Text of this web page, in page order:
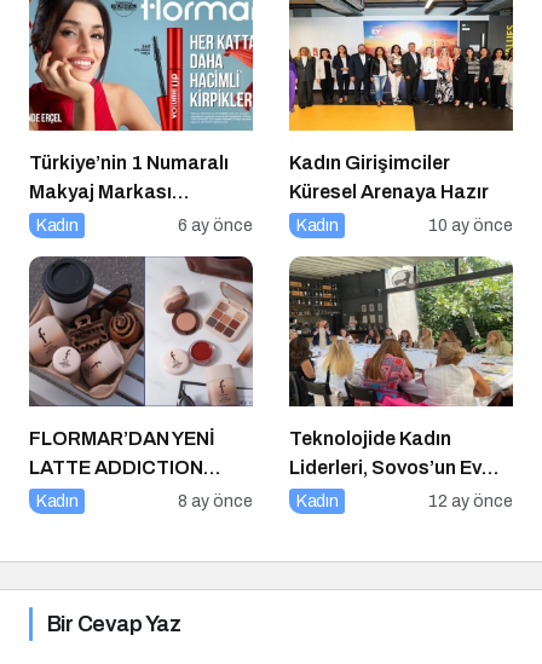
Türkiye’nin 1 Numaralı
Makyaj Markası
Flormar’ın Yeni Global
Erçel” ile ilk lansmanı:
“Volume Up Mascara”
Kadın 6 ay önce
Kadın Girişimciler
Küresel Arenaya Hazır
Kadın 10 ay önce
FLORMAR’DAN YENİ
LATTE ADDICTION
KOLEKSİYONU:
sıcaklık kat!
Kadın 8 ay önce
Teknolojide Kadın
Liderleri, Sovos’un Ev
Sahipliğinde Bir Araya
Kadın 12 ay önce
Bir Cevap Yaz